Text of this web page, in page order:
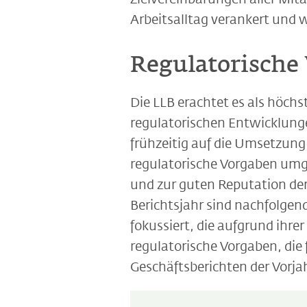
Arbeitsalltag verankert und
Die LLB erachtet es als
regulatorischen
frühzeitig auf die
regulatorische Vorgaben
und zur guten Reputation
Berichtsjahr sind
fokussiert, die aufgrund
regulatorische Vorgaben,
Geschäftsberichten der